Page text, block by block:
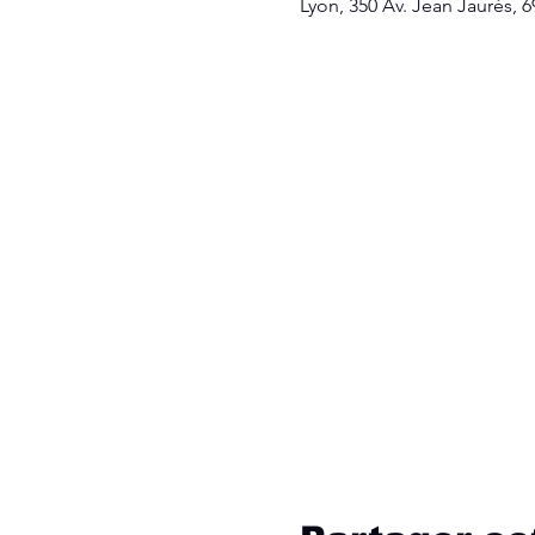
Lyon, 350 Av. Jean Jaurès,